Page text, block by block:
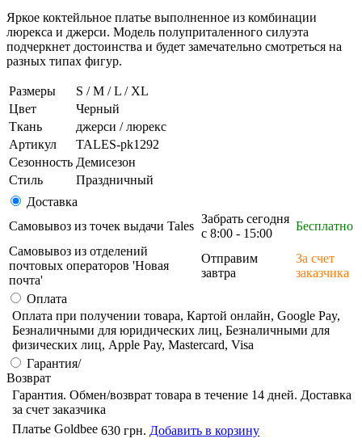
Яркое коктейльное платье выполненное из комбинации
люрекса и джерси. Модель полуприталенного силуэта
подчеркнет достоинства и будет замечательно смотреться на
разных типах фигур.
Размеры
S / M / L / XL
Цвет
Черный
Ткань
джерси / люрекс
Артикул
TALES-pk1292
Сезонность Демисезон
Стиль
Праздничный
Доставка
Самовывоз из точек выдачи Tales
Забрать сегодня
с 8:00 - 15:00
Бесплатно
Самовывоз из отделений
почтовых операторов 'Новая
почта'
Отправим
завтра
За счет
заказчика
Оплата
Оплата при получении товара, Картой онлайн, Google Pay,
Безналичными для юридических лиц, Безналичными для
физических лиц, Apple Pay, Mastercard, Visa
Гарантия/
Возврат
Гарантия. Обмен/возврат товара в течение 14 дней. Доставка
за счет заказчика
Платье Goldbee 630 грн. Добавить в корзину